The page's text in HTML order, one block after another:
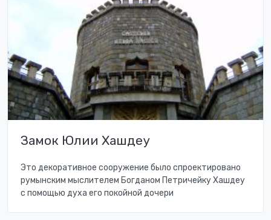
Замок Юлии Хашдеу
Это декоративное сооружение было спроектировано
румынским мыслителем Богданом Петричейку Хашдеу
с помощью духа его покойной дочери